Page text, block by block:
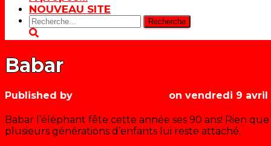
NOUVEAU SITE
Rechercher:
Babar
Published by on vendredi 9 avril
Babar l’éléphant fête cette année ses 90 ans! Rien
plusieurs générations d’enfants lui reste attaché.